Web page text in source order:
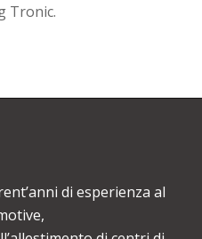
Tronic.
di esperienza al